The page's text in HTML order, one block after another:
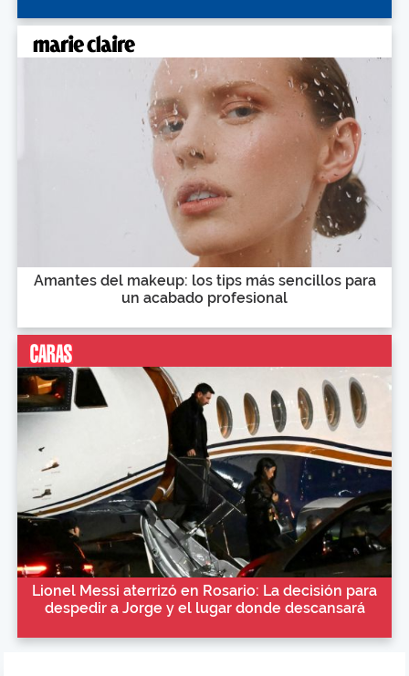
Amantes del makeup: los tips más sencillos para
un acabado profesional
Lionel Messi aterrizó en Rosario: La decisión para
despedir a Jorge y el lugar donde descansará